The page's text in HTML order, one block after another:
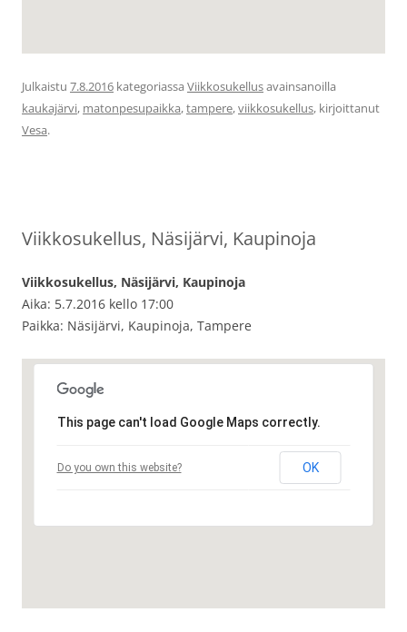
Julkaistu 7.8.2016 kategoriassa Viikkosukellusavainsanoilla
kaukajärvi, matonpesupaikka,tampere,viikkosukellus, kirjoittanut
Vesa.
Viikkosukellus, Näsijärvi, Kaupinoja
Viikkosukellus, Näsijärvi, Kaupinoja
Aika: 5.7.2016 kello 17:00
Paikka: Näsijärvi, Kaupinoja, Tampere
This page can't load Google Maps correctly.
Do you own this website? OK